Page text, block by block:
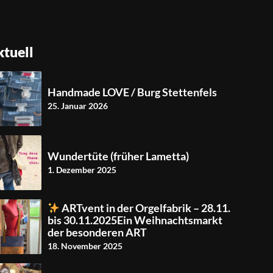
Handmade LOVE / Burg Stettenfels
25. Januar 2026
Wundertüte (früher Lametta)
1. Dezember 2025
ARTvent in der Orgelfabrik – 28.11.
bis 30.11.2025Ein Weihnachtsmarkt
der besonderen ART
18. November 2025